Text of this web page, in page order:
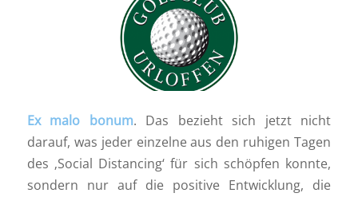
Ex malo bonum. Das bezieht sich jetzt nicht
darauf, was jeder einzelne aus den ruhigen Tagen
des ‚Social Distancing‘ für sich schöpfen konnte,
sondern nur auf die positive Entwicklung, die